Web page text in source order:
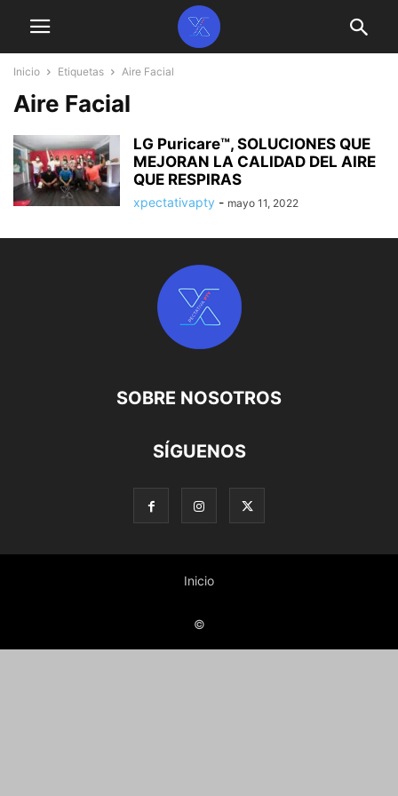
Inicio Etiquetas Aire Facial
Aire Facial
LG Puricare™, SOLUCIONES QUE
MEJORAN LA CALIDAD DEL AIRE
QUE RESPIRAS
xpectativapty - mayo 11, 2022
SOBRE NOSOTROS
SÍGUENOS
Inicio
©